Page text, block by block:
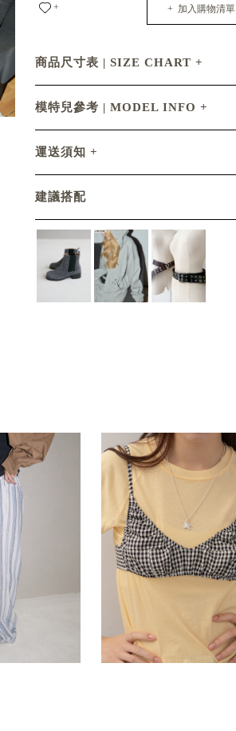
+ + 加入購物清單
商品尺寸表 | SIZE CHART
模特兒參考 | MODEL INFO
運送須知
建議搭配